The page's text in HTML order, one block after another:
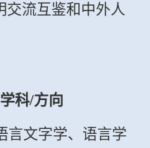
交流互鉴和中外人
科/方向
言文字学、语言学